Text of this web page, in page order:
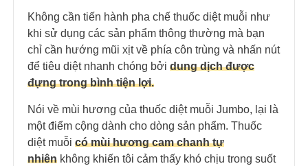
Không cần tiến hành pha chế thuốc diệt muỗi như
khi sử dụng các sản phẩm thông thường mà bạn
chỉ cần hướng mũi xịt về phía côn trùng và nhấn nút
để tiêu diệt nhanh chóng bởi dung dịch được
đựng trong bình tiện lợi.
Nói về mùi hương của thuốc diệt muỗi Jumbo, lại là
một điểm cộng dành cho dòng sản phẩm. Thuốc
diệt muỗi có mùi hương cam chanh tự
nhiên không khiến tôi cảm thấy khó chịu trong suốt